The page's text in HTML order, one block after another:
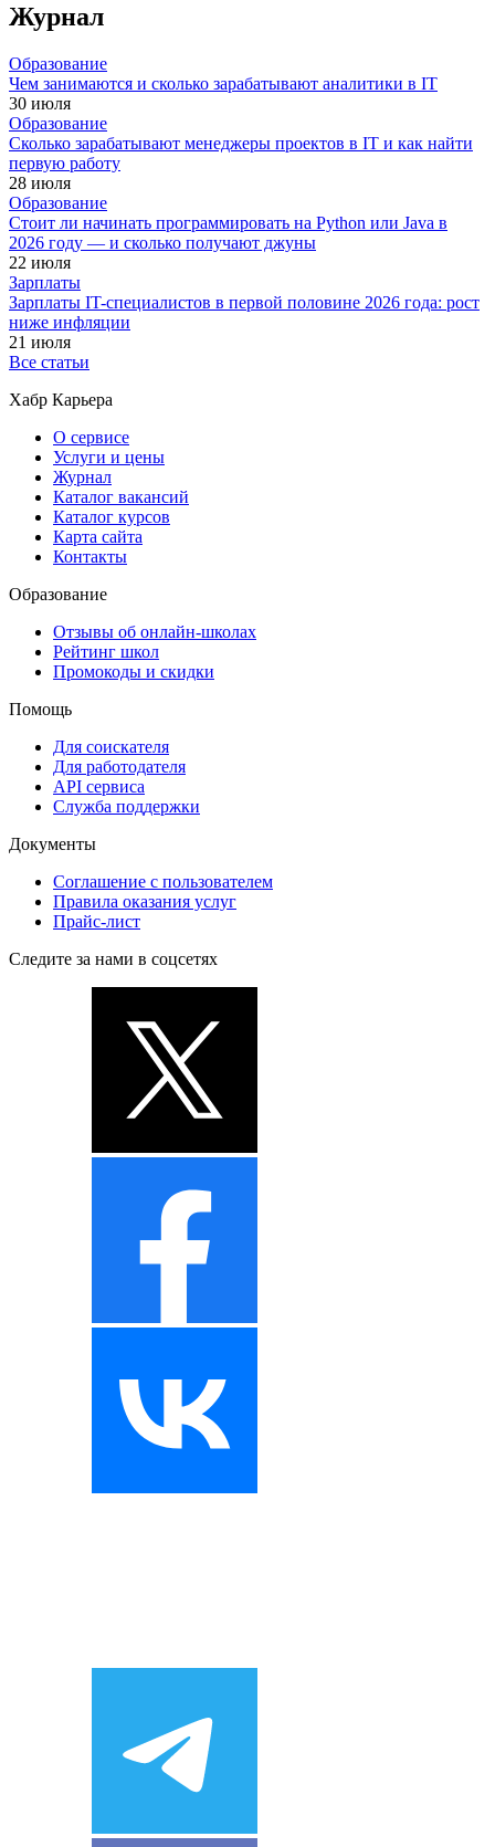
Журнал
Образование
Чем занимаются и сколько зарабатывают аналитики в IT
30 июля
Образование
Сколько зарабатывают менеджеры проектов в IT и как найти
первую работу
28 июля
Образование
Стоит ли начинать программировать на Python или Java в
2026 году — и сколько получают джуны
22 июля
Зарплаты
Зарплаты IT-специалистов в первой половине 2026 года: рост
ниже инфляции
21 июля
Все статьи
Хабр Карьера
О сервисе
Услуги и цены
Журнал
Каталог вакансий
Каталог курсов
Карта сайта
Контакты
Образование
Отзывы об онлайн-школах
Рейтинг школ
Промокоды и скидки
Помощь
Для соискателя
Для работодателя
API сервиса
Служба поддержки
Документы
Соглашение с пользователем
Правила оказания услуг
Прайс-лист
Следите за нами в соцсетях